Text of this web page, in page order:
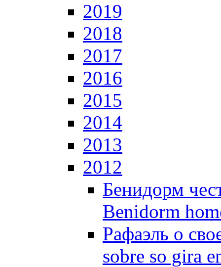
2019
2018
2017
2016
2015
2014
2013
2012
Бенидорм
Benidorm
Рафаэль о
sobre so gira